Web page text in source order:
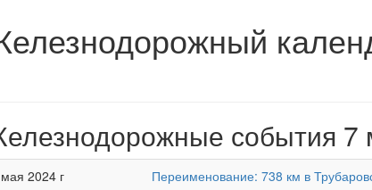
события 7
2024 г Переименование: 738 км в